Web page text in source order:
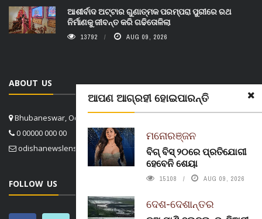
ଆପଣ ଆଗ୍ରହୀ ହୋଇପାରନ୍ତି
ମନୋରଞ୍ଜନ
ବିଗ୍ ବିସ୍ ୨୦ରେ ପ୍ରତିଯୋଗୀ
ହେବେନି ଶେୟା
15108 AUG 09, 2026
ଦେଶ-ଦେଶାନ୍ତର
ଆଶୀର୍ବାଦ ଅଟ୍ଟାର ଗୁଣାତ୍ମକ ପରମ୍ପରା ପୁରୀରେ ରଥ
ନିର୍ମାଣକୁ ଜୀବନ୍ତ କରି ଗଢିତୋଳିଲା
13792 AUG 09, 2026
ABOUT US
Bhubaneswar, Odisha, India
0 00000 000 00
odishanewslens@gmail.com
FOLLOW US